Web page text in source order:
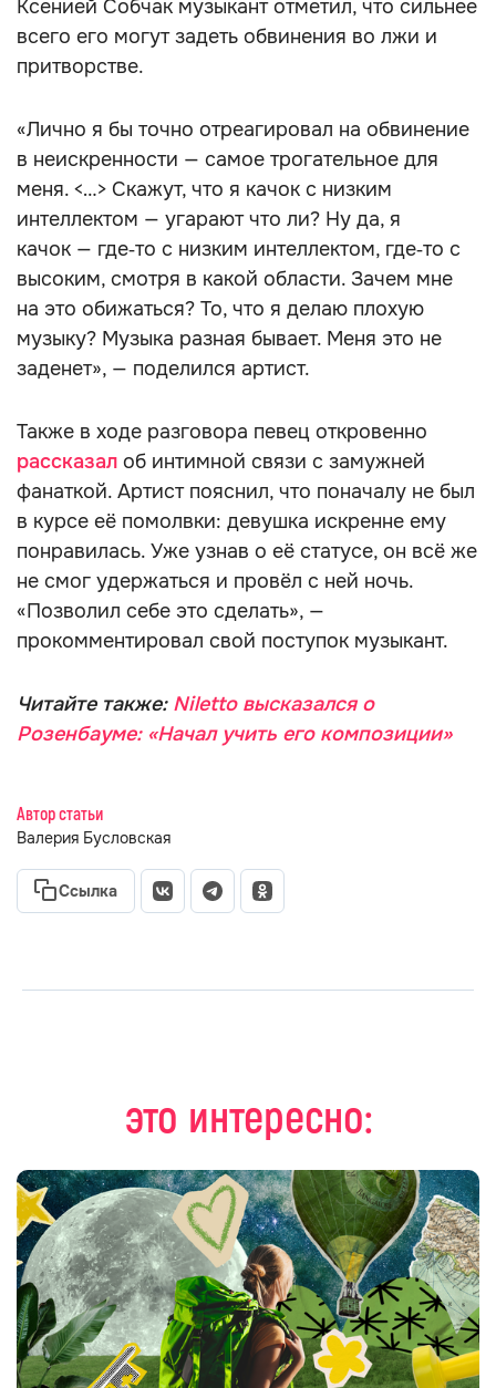
Ксенией Собчак музыкант отметил, что сильнее
всего его могут задеть обвинения во лжи и
притворстве.
«Лично я бы точно отреагировал на обвинение
в неискренности — самое трогательное для
меня. <…> Скажут, что я качок с низким
интеллектом — угарают что ли? Ну да, я
качок — где‑то с низким интеллектом, где‑то с
высоким, смотря в какой области. Зачем мне
на это обижаться? То, что я делаю плохую
музыку? Музыка разная бывает. Меня это не
заденет», — поделился артист.
Также в ходе разговора певец откровенно
рассказал об интимной связи с замужней
фанаткой. Артист пояснил, что поначалу не был
в курсе её помолвки: девушка искренне ему
понравилась. Уже узнав о её статусе, он всё же
не смог удержаться и провёл с ней ночь.
«Позволил себе это сделать», —
прокомментировал свой поступок музыкант.
Читайте также: Niletto высказался о
Розенбауме: «Начал учить его композиции»
Автор статьи
Валерия Бусловская
Ссылка
это интересно: